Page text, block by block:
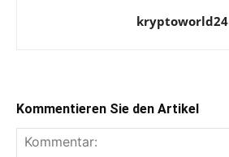
kryptoworld24
Kommentieren Sie den Artikel